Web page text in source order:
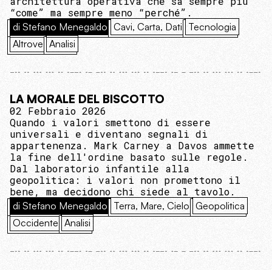
“come” ma sempre meno “perché”.
di Stefano Menegaldo Cavi, Carta, Dati Tecnologia
Altrove Analisi
LA MORALE DEL BISCOTTO
02 Febbraio 2026
Quando i valori smettono di essere
universali e diventano segnali di
appartenenza. Mark Carney a Davos ammette
la fine dell'ordine basato sulle regole.
Dal laboratorio infantile alla
geopolitica: i valori non promettono il
bene, ma decidono chi siede al tavolo.
di Stefano Menegaldo Terra, Mare, Cielo Geopolitica
Occidente Analisi